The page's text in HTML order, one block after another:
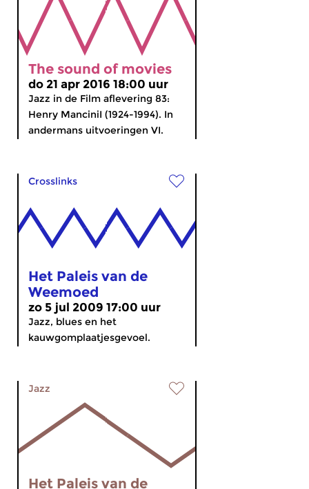
The sound of movies
do 21 apr 2016 18:00 uur
Jazz in de Film aflevering 83:
Henry ManciniI (1924-1994). In
andermans uitvoeringen VI.
Crosslinks
Het Paleis van de
Weemoed
zo 5 jul 2009 17:00 uur
Jazz, blues en het
kauwgomplaatjesgevoel.
Jazz
Het Paleis van de